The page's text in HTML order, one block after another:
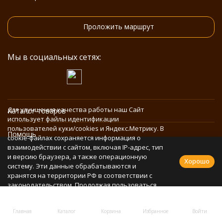
Главная Каталог Корзина Избранное Войти
Проложить маршрут
Мы в социальных сетях:
Каталог товаров
Помощь
Информация
Политика персональных данных
Для улучшения качества работы наш Сайт
использует файлы идентификации
пользователей куки/cookies и Яндекс.Метрику. В
cookie-файлах сохраняется информация о
взаимодействии с сайтом, включая IP-адрес, тип
и версию браузера, а также операционную
систему. Эти данные обрабатываются и
хранятся на территории РФ в соответствии с
законодательством. Продолжая пользоваться
данных в соответствии с
Политикой
Хорошо